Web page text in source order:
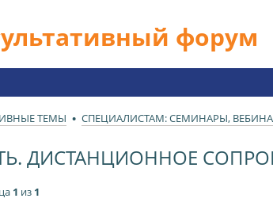
форум
ТЕМЫ СПЕЦИАЛИСТАМ: СЕМИНАРЫ,
ДИСТАНЦИОННОЕ
1 из 1